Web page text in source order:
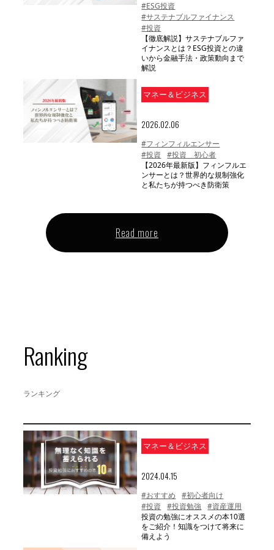
#ESG投資
#サステナブルファイナンス
#投資
【徹底解説】サステナブルファ
イナンスとは？ESG投資との違
いから金融手法・政策動向まで
解説
マネー＆ビジネス
2026.02.06
#フィンフィルエンサー
#投資
#投資 初心者
【2026年最新版】フィンフルエ
ンサーとは？世界的な規制強化
と私たちが持つべき防衛策
Read more
Ranking
ランキング
マネー＆ビジネス
2024.04.15
#おすすめ
#初心者向け
#投資
#投資勉強
#資産運用
投資の勉強にオススメの本10選
をご紹介！知識をつけて将来に
備えよう